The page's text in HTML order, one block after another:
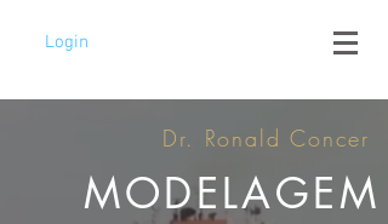
Login
Dr. Ronald Concer
MODELAGEM